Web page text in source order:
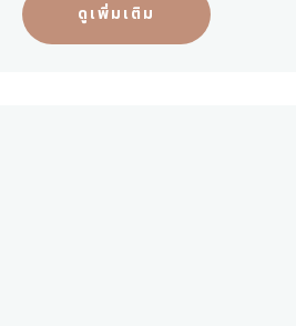
ดูเพิ่มเติม